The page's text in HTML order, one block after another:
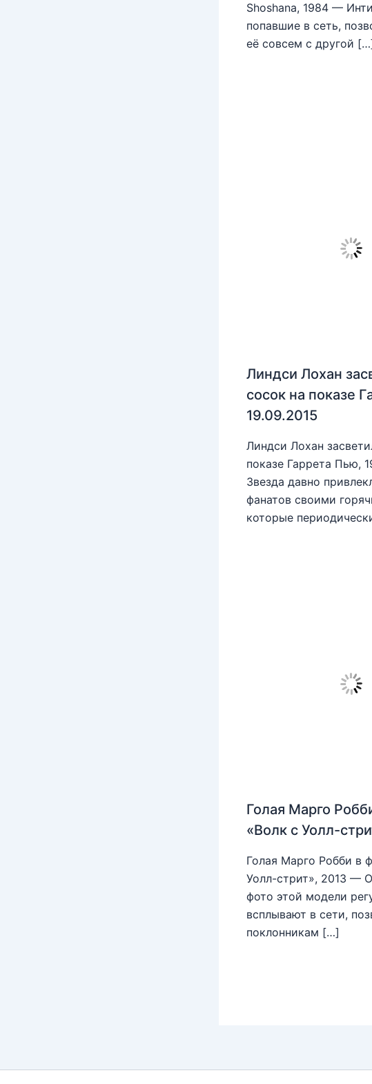
Shoshana, 1984 —
попавшие в сеть,
её совсем с другой
Линдси Лохан
сосок на показе
19.09.2015
Линдси Лохан
показе Гаррета Пью,
Звезда давно
фанатов своими
которые
Голая Марго
«Волк с Уолл-
Голая Марго Робби в
Уолл-стрит», 2013 —
фото этой модели
всплывают в сети,
поклонникам […]